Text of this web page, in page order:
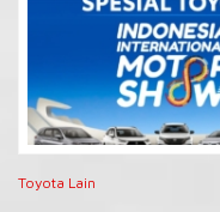
Toyota Lain